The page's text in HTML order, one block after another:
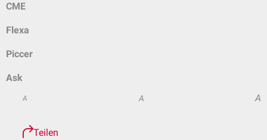
CME
Flexa
Piccer
Ask
A A A
Teilen